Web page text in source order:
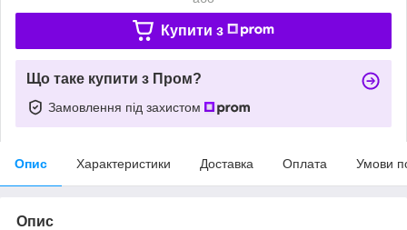
Купити з
Що таке купити з Пром?
Замовлення під захистом
Опис Характеристики Доставка Оплата Умови
Опис